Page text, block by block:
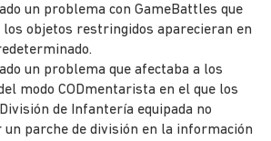
un problema con GameBattles que
los objetos restringidos aparecieran en
un problema que afectaba a los
modo CODmentarista en el que los
de Infantería equipada no
un parche de división en la información